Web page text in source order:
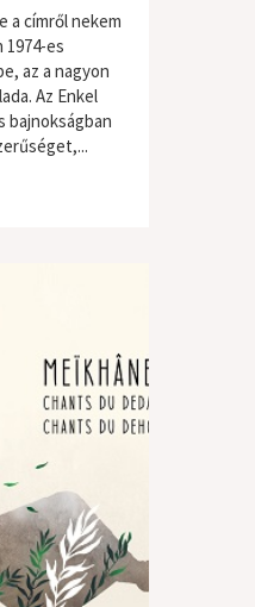
a címről nekem
1974-es
az a nagyon
Az Enkel
bajnokságban